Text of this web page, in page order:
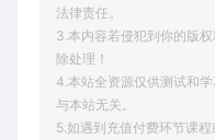
法律责任。
3.本内容若侵犯到你的版
除处理！
4.本站全资源仅供测试和
与本站无关。
5.如遇到充值付费环节课